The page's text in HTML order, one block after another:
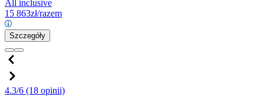
All inclusive
15 863zł/razem
Szczegóły
4.3/6 (18 opinii)